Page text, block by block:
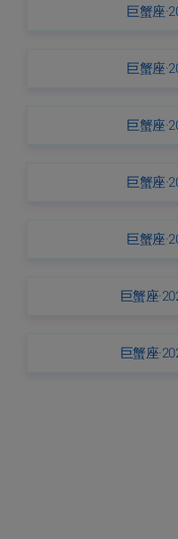
巨蟹座
巨蟹座
巨蟹座
巨蟹座
巨蟹座
巨蟹座
巨蟹座